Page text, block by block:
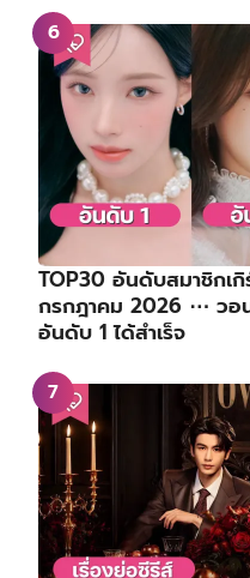
TOP30 อันดับสมาชิกเ
กรกฎาคม 2026 ⋯ วอ
อันดับ 1 ได้สำเร็จ